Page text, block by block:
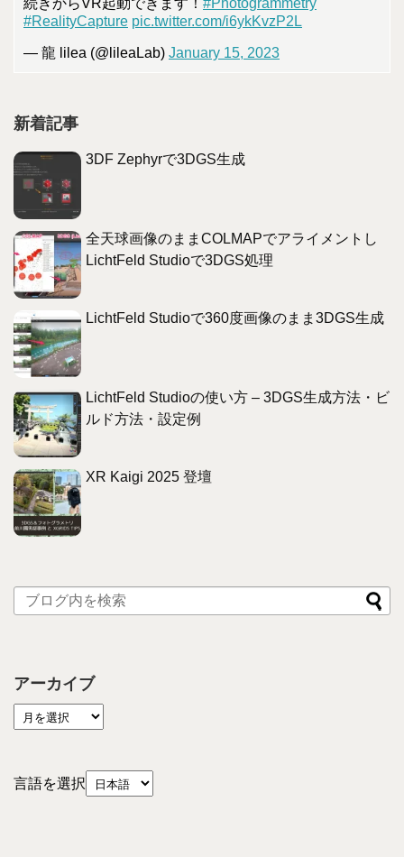
#RealityCapture pic.twitter.com/i6ykKvzP2L
— 龍 lilea (@lileaLab) January 15, 2023
新着記事
3DF Zephyrで3DGS生成
全天球画像のままCOLMAPでアライメントし
LichtFeld Studioで3DGS処理
LichtFeld Studioで360度画像のまま3DGS生成
LichtFeld Studioの使い方 – 3DGS生成方法・ビ
ルド方法・設定例
XR Kaigi 2025 登壇
アーカイブ
言語を選択